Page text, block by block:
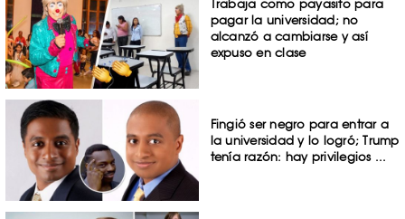
Trabaja como payasito para
pagar la universidad; no
alcanzó a cambiarse y así
expuso en clase
Fingió ser negro para entrar a
la universidad y lo logró; Trump
tenía razón: hay privilegios ...